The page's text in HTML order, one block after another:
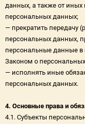
данных, а также от
персональных данных;
— прекратить передачу
персональных данных,
персональные данные в
Законом о
— исполнять иные
персональных данных.
4. Основные права и
4.1. Субъекты